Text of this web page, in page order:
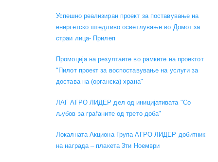
Успешно реализиран проект за поставување на
енергетско штедливо осветлување во Домот за
страи лица- Прилеп
Промоција на резултаите во рамките на проектот
"Пилот проект за воспоставување на услуги за
достава на (органска) храна"
ЛАГ АГРО ЛИДЕР дел од иницијативата "Со
љубов за граѓаните од трето доба"
Локалната Акциона Група АГРО ЛИДЕР добитник
на награда – плакета 3ти Ноември